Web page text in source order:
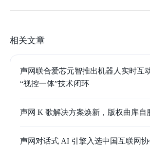
相关文章
声网联合爱芯元智推出机器人实时互
“视控一体”技术闭环
声网 K 歌解决方案焕新，版权曲库自
声网对话式 AI 引擎入选中国互联网